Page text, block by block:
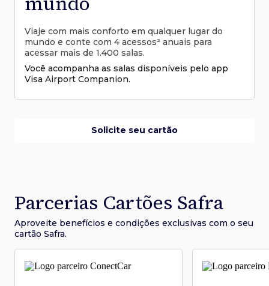
Viaje com mais conforto em qualquer lugar do
mundo e conte com 4 acessos² anuais para
acessar mais de 1.400 salas.
Você acompanha as salas disponíveis pelo app
Visa Airport Companion.
Solicite seu cartão
Parcerias Cartões Safra
Aproveite benefícios e condições exclusivas com o seu
cartão Safra.